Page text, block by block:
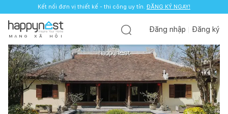
Kết nối đơn vị thiết kế - thi công uy tín. ĐĂNG KÝ NGAY!
M Ạ N G X Ã H Ộ I
Đăng nhập Đăng ký